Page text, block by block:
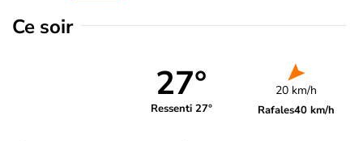
Ce soir
27°
Ressenti 27°
20 km/h
Rafales40 km/h